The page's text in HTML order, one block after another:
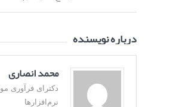
درباره نویسنده
محمد انصاری
نرم‌افزارها